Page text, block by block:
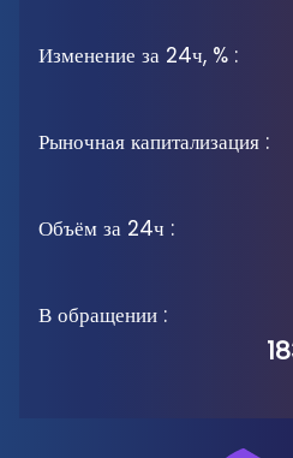
Изменение за 24ч, % :
Рыночная капитализация :
Объём за 24ч :
В обращении :